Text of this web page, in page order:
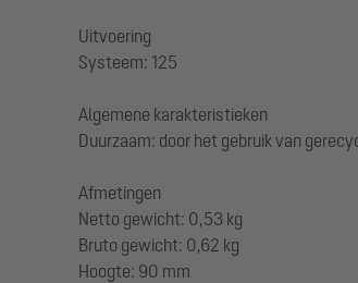
Uitvoering
Systeem: 125
Algemene karakteristieken
Duurzaam: door het gebruik van
Afmetingen
Netto gewicht: 0,53 kg
Bruto gewicht: 0,62 kg
Hoogte: 90 mm